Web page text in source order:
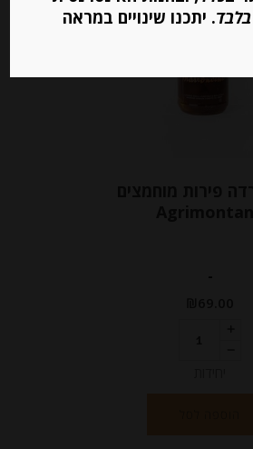
-
. יתכנו שינויים במראה